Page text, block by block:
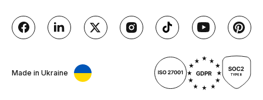
Made in Ukraine